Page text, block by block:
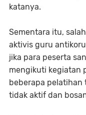
katanya.
Sementara itu,
aktivis guru
jika para peserta
mengikuti kegiatan
beberapa
tidak aktif dan